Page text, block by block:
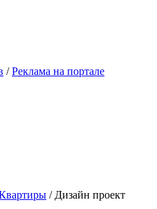
/Реклама на портале
/ Дизайн проект